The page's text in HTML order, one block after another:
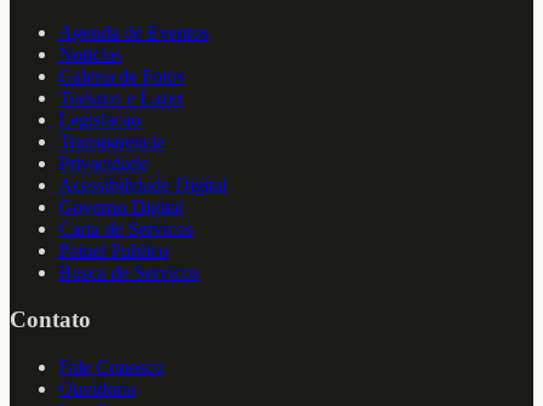
Agenda de Eventos
Noticias
Galeria de Fotos
Turismo e Lazer
Legislacao
Transparencia
Privacidade
Acessibilidade Digital
Governo Digital
Carta de Servicos
Painel Publico
Busca de Servicos
Contato
Fale Conosco
Ouvidoria